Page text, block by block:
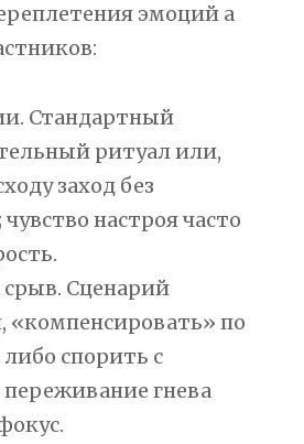
эмоций а
Стандартный
ритуал или,
заход без
настроя часто
срыв. Сценарий
«компенсировать» по
спорить с
переживание гнева